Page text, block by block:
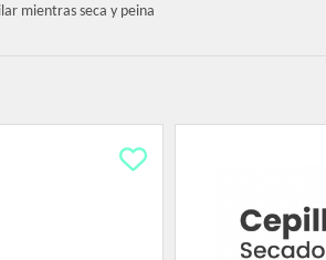
mientras seca y peina